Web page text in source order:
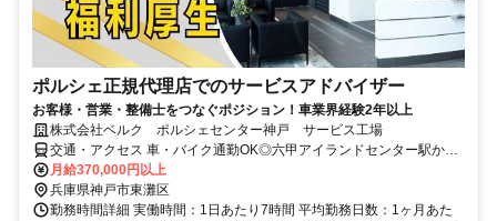
ポルシェ正規代理店でのサービスアドバイザー
お客様・営業・整備士をつなぐポジション！車業界経験2年以上
株式会社ベルク ポルシェセンター神戸 サービス工場
交通・アクセス 車・バイク通勤OK◎六甲アイランドセンター駅から
スグ
月給370,000円以上
兵庫県神戸市東灘区
勤務時間詳細 実働時間：1日あたり7時間 平均勤務日数：1ヶ月あた